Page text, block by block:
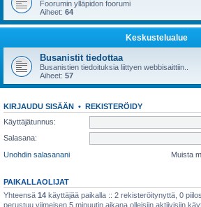
Foorumin ylläpidon foorumi
Aiheet: 64
Keskustelualue
Busanistit tiedottaa
Busanistien tiedoituksia liittyen webbisaittiin..
Aiheet: 57
KIRJAUDU SISÄÄN • REKISTERÖIDY
Käyttäjätunnus:
Salasana:
Unohdin salasanani
Muista
PAIKALLAOLIJAT
Yhteensä 14 käyttäjää paikalla :: 2 rekisteröitynyttä, 0
perustuu viimeisen 5 minuutin aikana olleisiin aktiivisiin